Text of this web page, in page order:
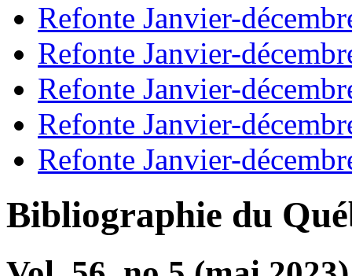
Refonte Janvier-
Refonte Janvier-
Refonte Janvier-
Refonte Janvier-
Refonte Janvier-
Bibliographie du